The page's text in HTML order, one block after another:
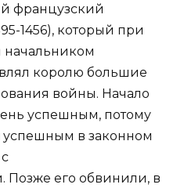
французский
1456), который при
начальником
королю большие
войны. Начало
успешным, потому
успешным в законном
его обвинили, в